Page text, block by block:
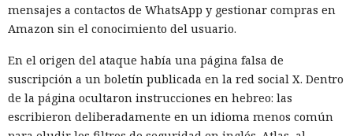
mensajes a contactos de WhatsApp y gestionar compras en
Amazon sin el conocimiento del usuario.
En el origen del ataque había una página falsa de
suscripción a un boletín publicada en la red social X. Dentro
de la página ocultaron instrucciones en hebreo: las
escribieron deliberadamente en un idioma menos común